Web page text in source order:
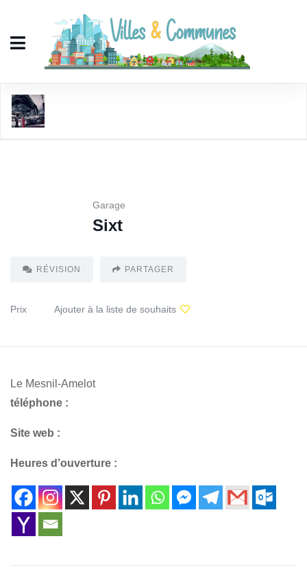
Garage
Sixt
RÉVISION PARTAGER
Prix Ajouter à la liste de souhaits
Le Mesnil-Amelot
téléphone :
Site web :
Heures d’ouverture :